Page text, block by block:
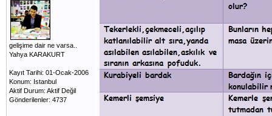
gelişime dair ne varsa..
Yahya KARAKURT
Kayıt Tarihi: 01-Ocak-2006
Konum: Istanbul
Aktif Durum: Aktif Değil
Gönderilenler: 4737